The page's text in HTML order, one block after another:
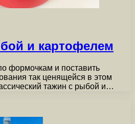
и картофелем
формочкам и поставить
так ценящейся в этом
тажин с рыбой и…